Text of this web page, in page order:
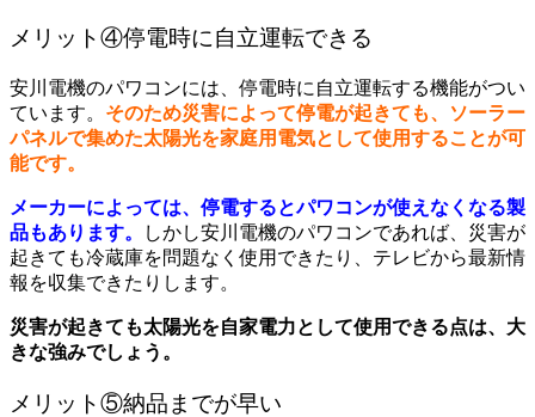
メリット④停電時に自立運転できる
安川電機のパワコンには、停電時に自立運転する機能がつい
ています。 そのため災害によって停電が起きても、ソーラー
パネルで集めた太陽光を家庭用電気として使用することが可
能です。
メーカーによっては、停電するとパワコンが使えなくなる製
品もあります。
しかし安川電機のパワコンであれば、災害が
起きても冷蔵庫を問題なく使用できたり、テレビから最新情
報を収集できたりします。
災害が起きても太陽光を自家電力として使用できる点は、大
きな強みでしょう。
メリット⑤納品までが早い